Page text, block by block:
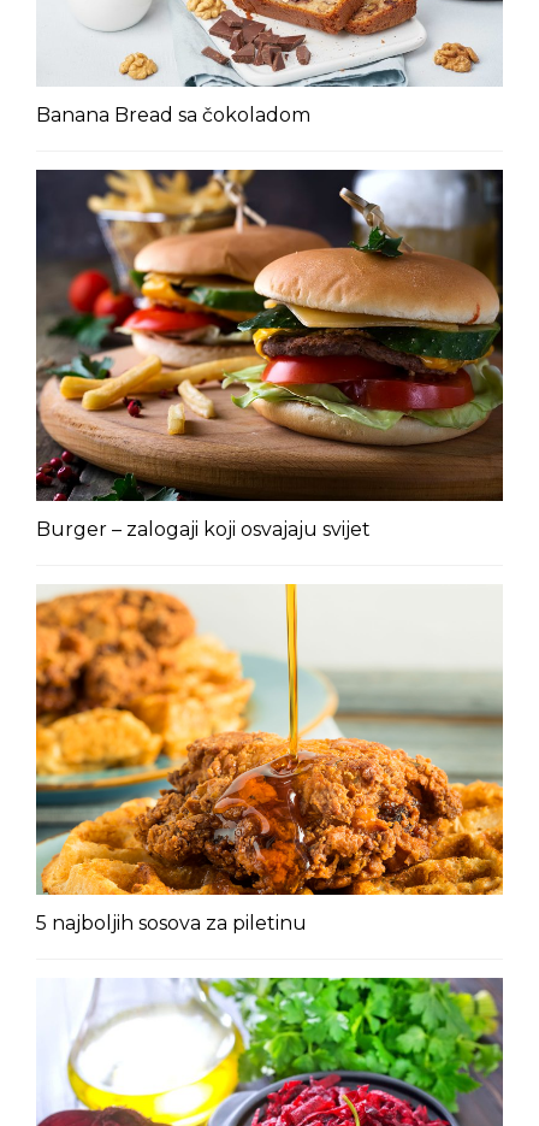
Banana Bread sa čokoladom
Burger – zalogaji koji osvajaju svijet
5 najboljih sosova za piletinu